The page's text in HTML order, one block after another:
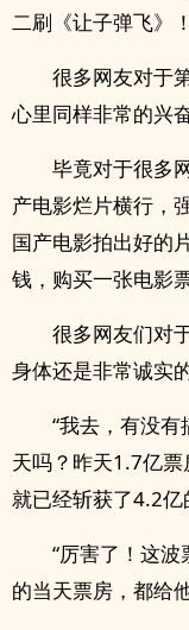
二刷《让子弹飞》
很多网友对于
心里同样非常的兴
毕竟对于很多
产电影烂片横行，
国产电影拍出好的
钱，购买一张电影
很多网友们对
身体还是非常诚实
“我去，有没
天吗？昨天1.7亿票
就已经斩获了4.2亿
“厉害了！这
的当天票房，都给